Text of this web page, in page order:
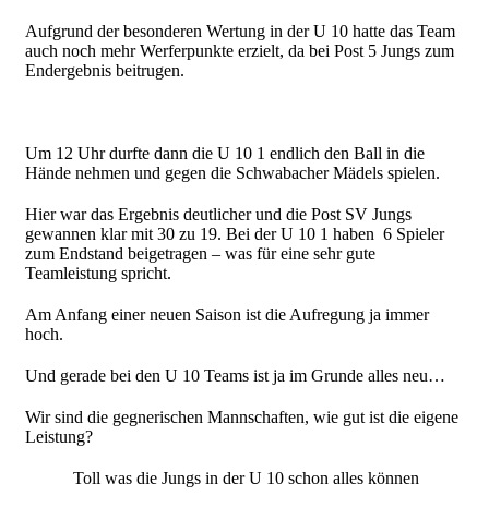
Aufgrund der besonderen Wertung in der U 10 hatte das Team
auch noch mehr Werferpunkte erzielt, da bei Post 5 Jungs zum
Endergebnis beitrugen.
Um 12 Uhr durfte dann die U 10 1 endlich den Ball in die
Hände nehmen und gegen die Schwabacher Mädels spielen.
Hier war das Ergebnis deutlicher und die Post SV Jungs
gewannen klar mit 30 zu 19. Bei der U 10 1 haben 6 Spieler
zum Endstand beigetragen – was für eine sehr gute
Teamleistung spricht.
Am Anfang einer neuen Saison ist die Aufregung ja immer
hoch.
Und gerade bei den U 10 Teams ist ja im Grunde alles neu…
Wir sind die gegnerischen Mannschaften, wie gut ist die eigene
Leistung?
Toll was die Jungs in der U 10 schon alles können